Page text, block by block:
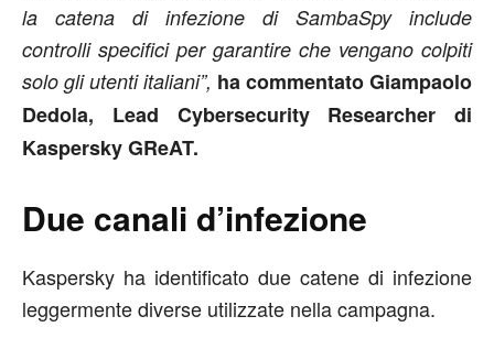
la catena di infezione di SambaSpy include
controlli specifici per garantire che vengano colpiti
solo gli utenti italiani”, ha commentato Giampaolo
Dedola, Lead Cybersecurity Researcher di
Kaspersky GReAT.
Due canali d’infezione
Kaspersky ha identificato due catene di infezione
leggermente diverse utilizzate nella campagna.